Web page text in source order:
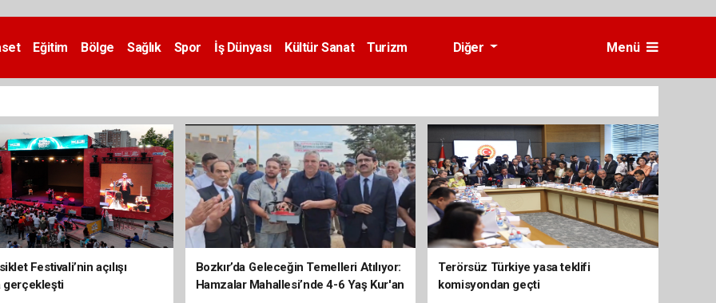
Eğitim Bölge Sağlık Spor İş Dünyası Kültür Sanat Turizm Diğer Menü
Festivali’nin açılışı
gerçekleşti
Bozkır’da Geleceğin Temelleri Atılıyor:
Hamzalar Mahallesi’nde 4-6 Yaş Kur'an
Terörsüz Türkiye yasa teklifi
komisyondan geçti